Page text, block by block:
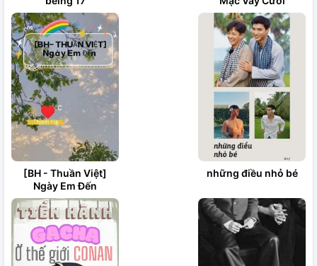
[BH - Thuần Việt]
Ngày Em Đến
những điều nhỏ bé